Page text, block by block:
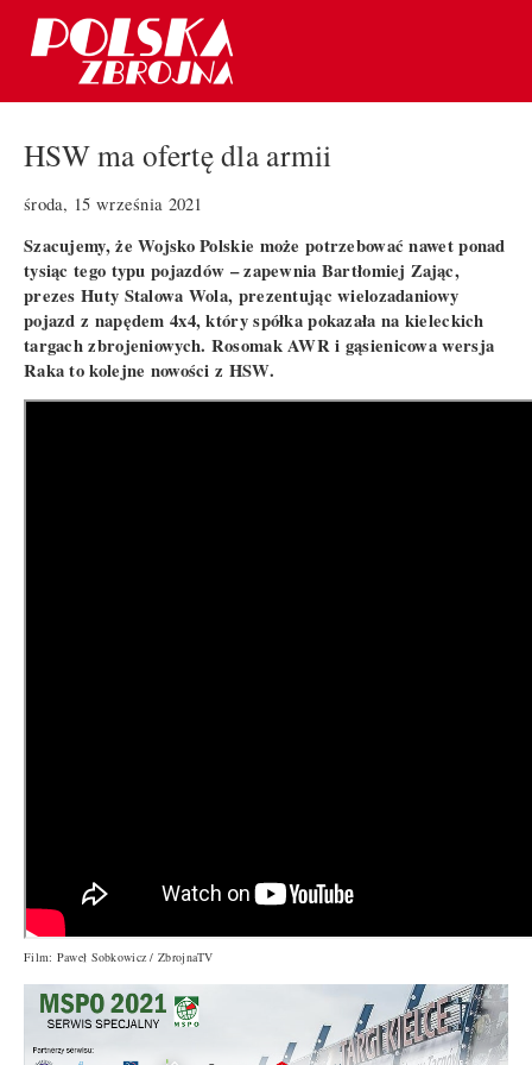
HSW ma ofertę dla armii
środa, 15 września 2021
Szacujemy, że Wojsko Polskie może potrzebować nawet ponad
tysiąc tego typu pojazdów – zapewnia Bartłomiej Zając,
prezes Huty Stalowa Wola, prezentując wielozadaniowy
pojazd z napędem 4x4, który spółka pokazała na kieleckich
targach zbrojeniowych. Rosomak AWR i gąsienicowa wersja
Raka to kolejne nowości z HSW.
Film: Paweł Sobkowicz / ZbrojnaTV